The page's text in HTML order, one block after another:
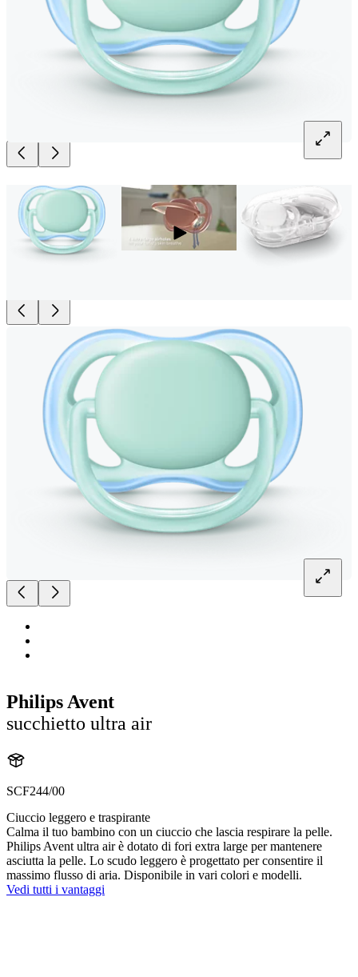
Philips Avent
succhietto ultra air
SCF244/00
Ciuccio leggero e traspirante
Calma il tuo bambino con un ciuccio che lascia respirare la pelle.
Philips Avent ultra air è dotato di fori extra large per mantenere
asciutta la pelle. Lo scudo leggero è progettato per consentire il
massimo flusso di aria. Disponibile in vari colori e modelli.
Vedi tutti i vantaggi